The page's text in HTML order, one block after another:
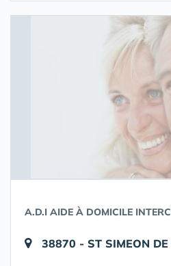
A.D.I AIDE À DOMICILE
38870 - ST SIMEON DE